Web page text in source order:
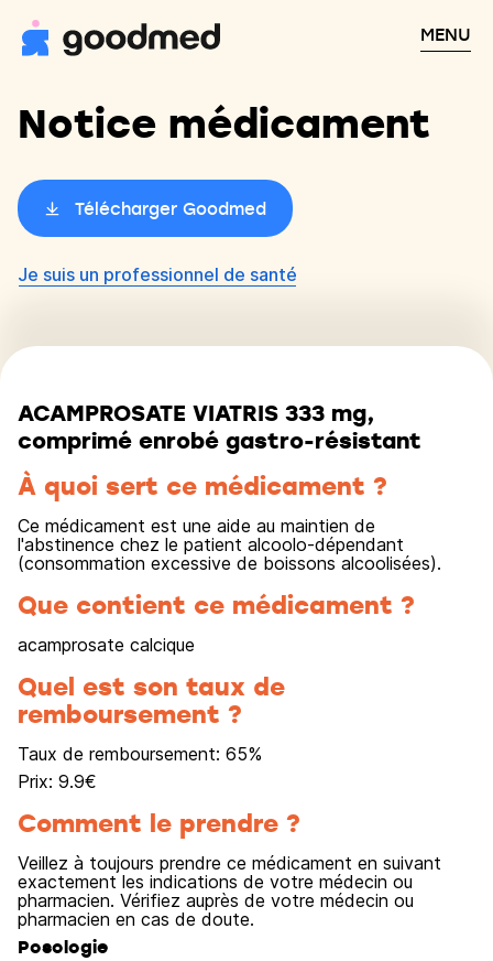
MENU
Notice médicament
Télécharger Goodmed
Je suis un professionnel de santé
ACAMPROSATE VIATRIS 333 mg,
comprimé enrobé gastro-résistant
À quoi sert ce médicament ?
Ce médicament est une aide au maintien de
l'abstinence chez le patient alcoolo-dépendant
(consommation excessive de boissons alcoolisées).
Que contient ce médicament ?
acamprosate calcique
Quel est son taux de
remboursement ?
Taux de remboursement: 65%
Prix: 9.9€
Comment le prendre ?
Veillez à toujours prendre ce médicament en suivant
exactement les indications de votre médecin ou
pharmacien. Vérifiez auprès de votre médecin ou
pharmacien en cas de doute.
Posologie